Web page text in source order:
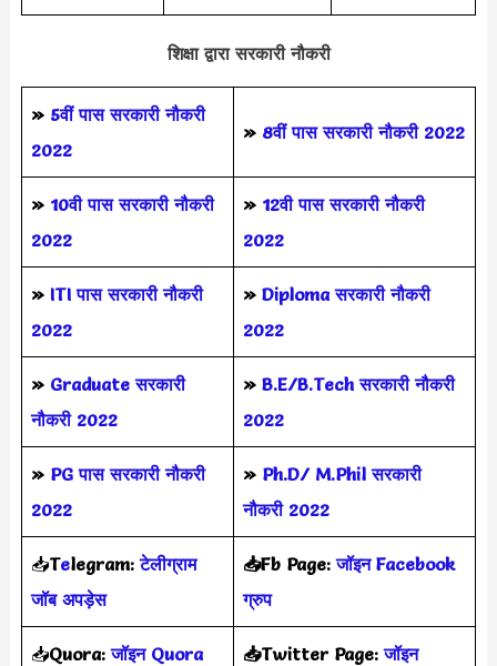
शिक्षा द्वारा सरकारी नौकरी
» 5वीं पास सरकारी नौकरी
2022
» 8वीं पास सरकारी नौकरी 2022
» 10वी पास सरकारी नौकरी
2022
» 12वी पास सरकारी नौकरी
2022
» ITI पास सरकारी नौकरी
2022
» Diploma सरकारी नौकरी
2022
» Graduate सरकारी
नौकरी 2022
» B.E/B.Tech सरकारी नौकरी
2022
» PG पास सरकारी नौकरी
2022
» Ph.D/ M.Phil सरकारी
नौकरी 2022
📥Telegram: टेलीग्राम
जॉब अपड़ेस
📥Fb Page:जॉइन Facebook
ग्रुप
📥Quora:जॉइन Quora
📥Twitter Page:जॉइन